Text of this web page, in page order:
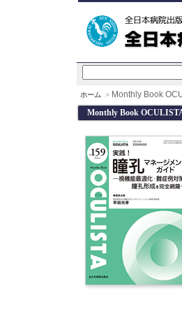
ホーム > Monthly Book
Monthly Book